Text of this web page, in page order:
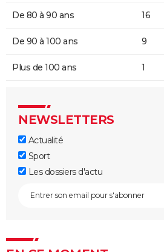
De 80 à 90 ans 16
De 90 à 100 ans 9
Plus de 100 ans 1
NEWSLETTERS
Actualité
Sport
Les dossiers d'actu